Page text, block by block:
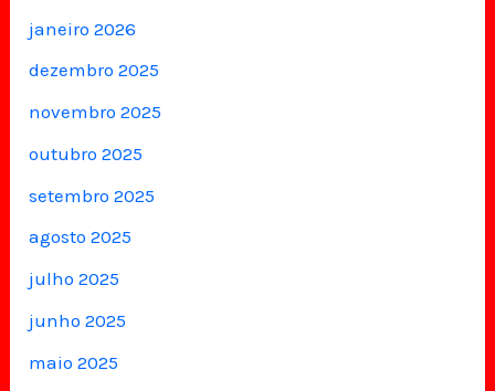
janeiro 2026
dezembro 2025
novembro 2025
outubro 2025
setembro 2025
agosto 2025
julho 2025
junho 2025
maio 2025